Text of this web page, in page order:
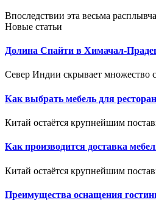
Впоследствии эта весьма
Новые статьи
Долина Спайти в Химачал-
Север Индии скрывает множество
Как выбрать мебель для
Китай остаётся крупнейшим
Как производится доставка
Китай остаётся крупнейшим
Преимущества оснащения